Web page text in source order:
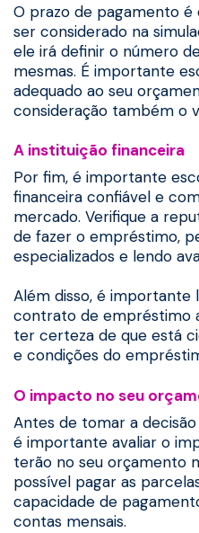
O prazo de pagamento
ser considerado na
ele irá definir o número
mesmas. É importante
adequado ao seu
consideração também o
A instituição financeira
Por fim, é importante
financeira confiável e
mercado. Verifique a
de fazer o empréstimo,
especializados e lendo
Além disso, é importante
contrato de empréstimo
ter certeza de que está
e condições do
O impacto no seu
Antes de tomar a
é importante avaliar o
terão no seu orçamento
possível pagar as
capacidade de
contas mensais.